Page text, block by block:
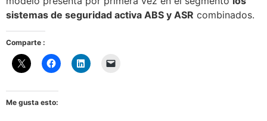
sistemas de seguridad activa ABS y ASR combinados.
Comparte :
Me gusta esto: